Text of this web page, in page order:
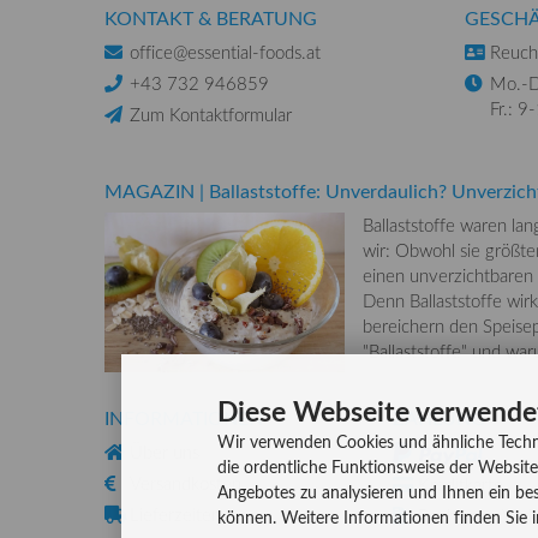
KONTAKT & BERATUNG
office@essential-foods.at
+43 732 946859
Zum Kontaktformular
Mo.-
Fr.:
MAGAZIN | Ballaststoffe: Unverdaulich?
Ballaststoffe waren
wir: Obwohl sie
einen
Denn Ballaststoffe
bereichern den
"Ballaststoffe" und
INFORMATIONEN
Versandkosten
Lieferzeiten
ZAHLUNG
Kreditkarte
Rechnung,
Diese Webseite
Wir verwenden Cookies und ähnliche
die ordentliche Funktionsweise der
Angebotes zu analysieren und Ihnen ein
können. Weitere Informationen finden Sie